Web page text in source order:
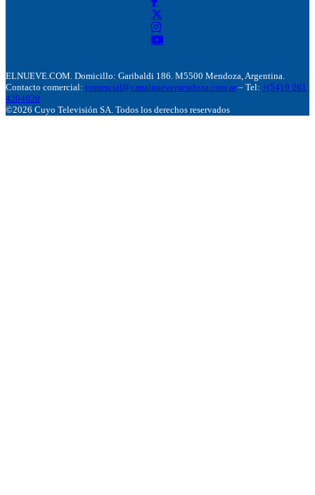
ELNUEVE.COM. Domicillo: Garibaldi 186. M5500 Mendoza, Argentina.
Contacto comercial: comercial@canalnuevemendoza.com.ar – Tel: +(54) 9 261
4204020
©2026 Cuyo Televisión SA. Todos los derechos reservados